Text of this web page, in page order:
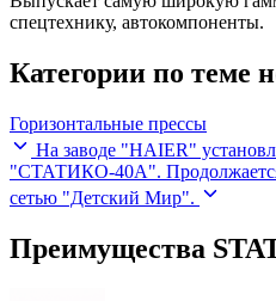
спецтехнику, автокомпоненты.
Категории по теме
Горизонтальные прессы
На заводе "HAIER"
"СТАТИКО-40А".
сетью "Детский Мир".
Преимущества